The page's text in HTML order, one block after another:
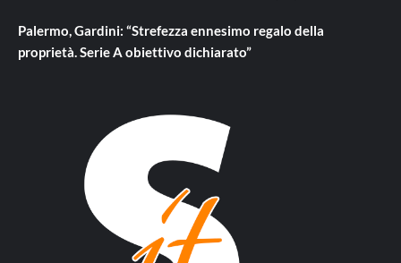
Palermo, Gardini: “Strefezza ennesimo regalo della
proprietà. Serie A obiettivo dichiarato”